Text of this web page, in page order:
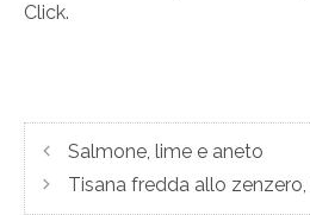
Click.
Salmone, lime e aneto
Tisana fredda allo